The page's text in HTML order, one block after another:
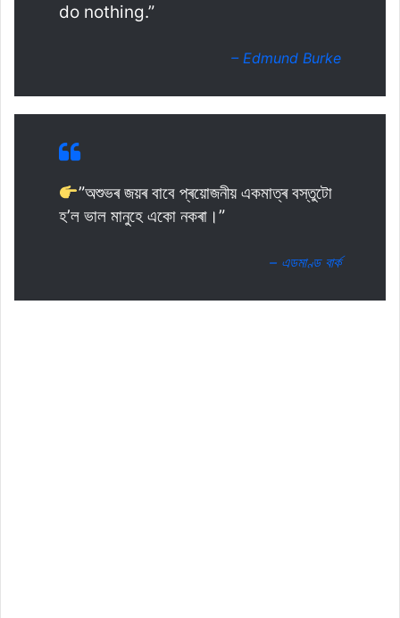
do nothing.”
– Edmund Burke
”অশুভৰ জয়ৰ বাবে প্ৰয়োজনীয় একমাত্ৰ বস্তুটো
হ’ল ভাল মানুহে একো নকৰা।”
– এডমাণ্ড বাৰ্ক